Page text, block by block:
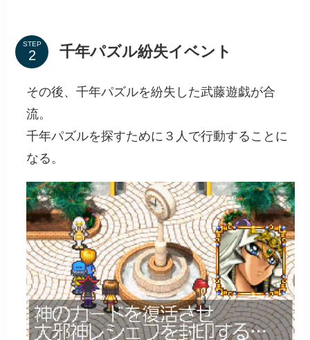
STEP 千年パズル紛失イベント
その後、千年パズルを紛失した武藤遊戯が合
流。
千年パズルを探すために３人で行動することに
なる。